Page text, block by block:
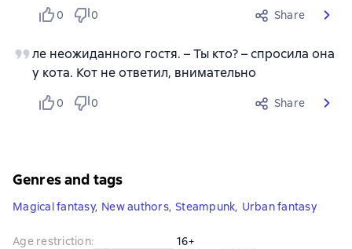
0 0 Share
ле неожиданного гостя. – Ты кто? – спросила она
у кота. Кот не ответил, внимательно
0 0 Share
Genres and tags
Magical fantasy, New authors, Steampunk, Urban fantasy
Age restriction:
16+